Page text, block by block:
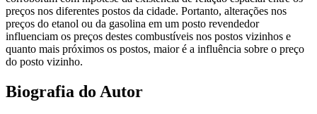
preços nos diferentes postos da cidade. Portanto, alterações nos
preços do etanol ou da gasolina em um posto revendedor
influenciam os preços destes combustíveis nos postos vizinhos e
quanto mais próximos os postos, maior é a influência sobre o preço
do posto vizinho.
Biografia do Autor